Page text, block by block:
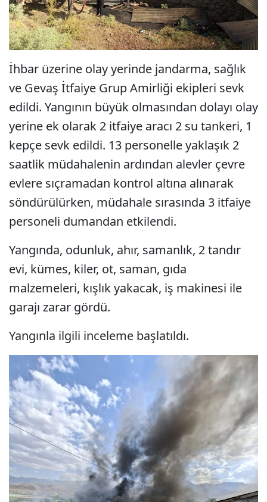
İhbar üzerine olay yerinde jandarma, sağlık
ve Gevaş İtfaiye Grup Amirliği ekipleri sevk
edildi. Yangının büyük olmasından dolayı olay
yerine ek olarak 2 itfaiye aracı 2 su tankeri, 1
kepçe sevk edildi. 13 personelle yaklaşık 2
saatlik müdahalenin ardından alevler çevre
evlere sıçramadan kontrol altına alınarak
söndürülürken, müdahale sırasında 3 itfaiye
personeli dumandan etkilendi.
Yangında, odunluk, ahır, samanlık, 2 tandır
evi, kümes, kiler, ot, saman, gıda
malzemeleri, kışlık yakacak, iş makinesi ile
garajı zarar gördü.
Yangınla ilgili inceleme başlatıldı.